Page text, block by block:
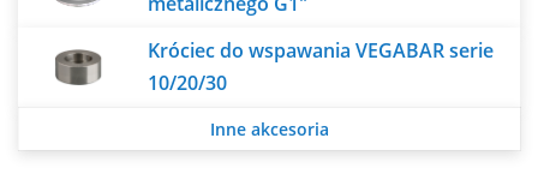
Króciec do wspawania VEGABAR serie
10/20/30
Inne akcesoria